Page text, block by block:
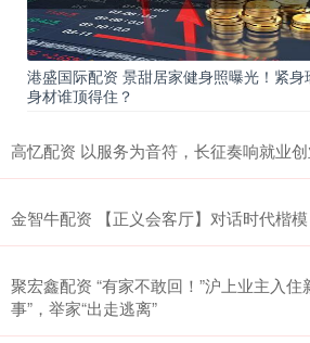
港盛国际配资 景甜居家健身照曝光！紧
身材谁顶得住？
高忆配资 以服务为音符，长征奏响就业
金智牛配资 【正义会客厅】对话时代楷模
聚宏鑫配资 “有家不敢回！”沪上业主入住
事”，举家“出走逃离”